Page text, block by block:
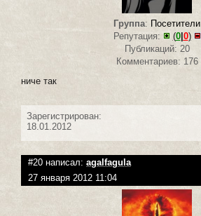
Группа: Посетители
Репутация:
(0| 0)
Публикаций: 20
Комментариев: 176
ниче так
Зарегистрирован:
18.01.2012
#20 написал: agalfagula
27 января 2012 11:04